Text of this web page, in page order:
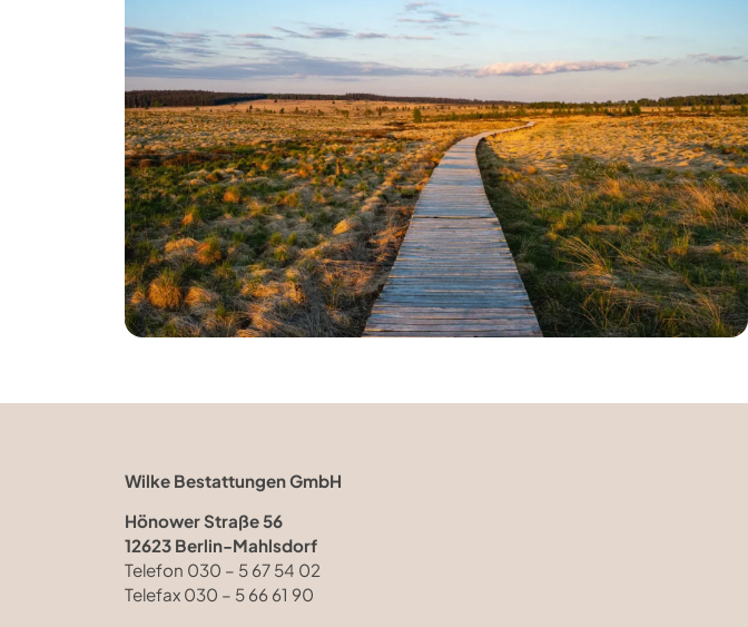
Wilke Bestattungen GmbH
Hönower Straße 56
12623 Berlin-Mahlsdorf
Telefon 030 – 5 67 54 02
Telefax 030 – 5 66 61 90